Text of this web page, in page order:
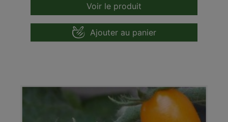
Voir le produit
Ajouter au panier